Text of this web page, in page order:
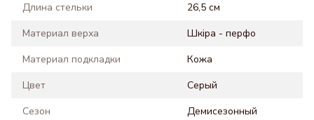
Длина стельки
26,5 см
Материал верха
Шкіра - перфо
Материал подкладки
Кожа
Цвет
Серый
Сезон
Демисезонный